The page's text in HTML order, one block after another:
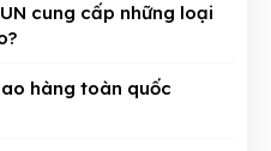
cung cấp những loại
hàng toàn quốc